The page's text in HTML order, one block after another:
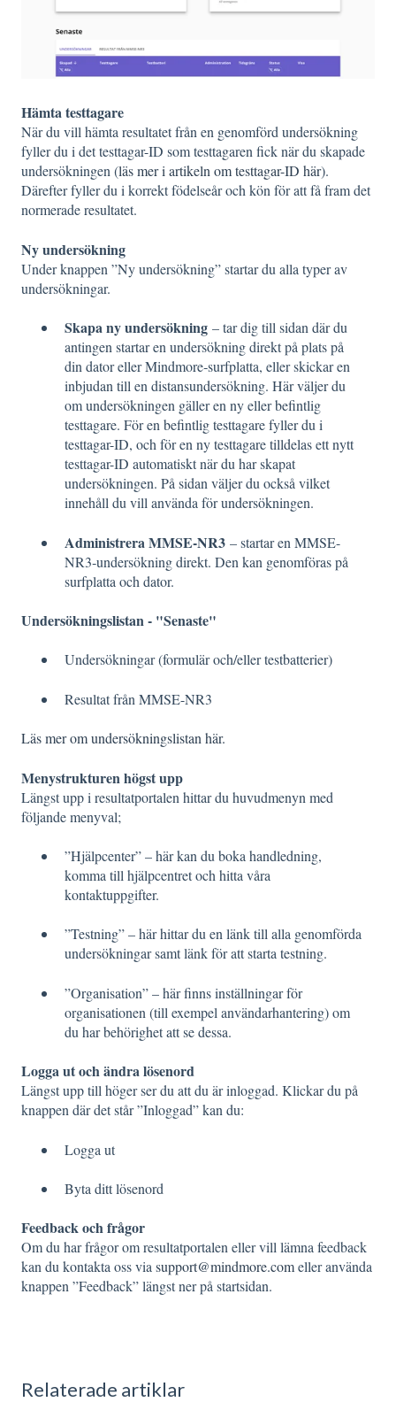
Hämta testtagare
När du vill hämta resultatet från en genomförd undersökning
fyller du i det testtagar-ID som testtagaren fick när du skapade
undersökningen (läs mer i artikeln om testtagar-ID här).
Därefter fyller du i korrekt födelseår och kön för att få fram det
normerade resultatet.
Ny undersökning
Under knappen ”Ny undersökning” startar du alla typer av
undersökningar.
Skapa ny undersökning – tar dig till sidan där du
antingen startar en undersökning direkt på plats på
din dator eller Mindmore‑surfplatta, eller skickar en
inbjudan till en distansundersökning. Här väljer du
om undersökningen gäller en ny eller befintlig
testtagare. För en befintlig testtagare fyller du i
testtagar-ID, och för en ny testtagare tilldelas ett nytt
testtagar-ID automatiskt när du har skapat
undersökningen. På sidan väljer du också vilket
innehåll du vill använda för undersökningen.
Administrera MMSE-NR3 – startar en MMSE-
NR3‑undersökning direkt. Den kan genomföras på
surfplatta och dator.
Undersökningslistan - "Senaste"
Undersökningar (formulär och/eller testbatterier)
Resultat från MMSE-NR3
Läs mer om undersökningslistan här.
Menystrukturen högst upp
Längst upp i resultatportalen hittar du huvudmenyn med
följande menyval;
”Hjälpcenter” – här kan du boka handledning,
komma till hjälpcentret och hitta våra
kontaktuppgifter.
”Testning” – här hittar du en länk till alla genomförda
undersökningar samt länk för att starta testning.
”Organisation” – här finns inställningar för
organisationen (till exempel användarhantering) om
du har behörighet att se dessa.
Logga ut och ändra lösenord
Längst upp till höger ser du att du är inloggad. Klickar du på
knappen där det står ”Inloggad” kan du:
Logga ut
Byta ditt lösenord
Feedback och frågor
Om du har frågor om resultatportalen eller vill lämna feedback
kan du kontakta oss viasupport@mindmore.comeller använda
knappen ”Feedback” längst ner på startsidan.
Relaterade artiklar